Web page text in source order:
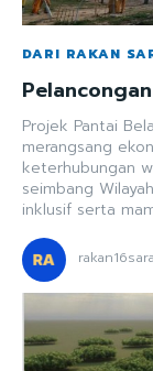
DARI RAKAN
Projek Pantai
merangsang
keterhubungan
seimbang
inklusif serta